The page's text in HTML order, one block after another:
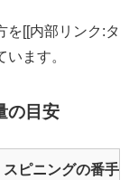
を[[内部リンク:タ
ます。
の目安
スピニングの番手